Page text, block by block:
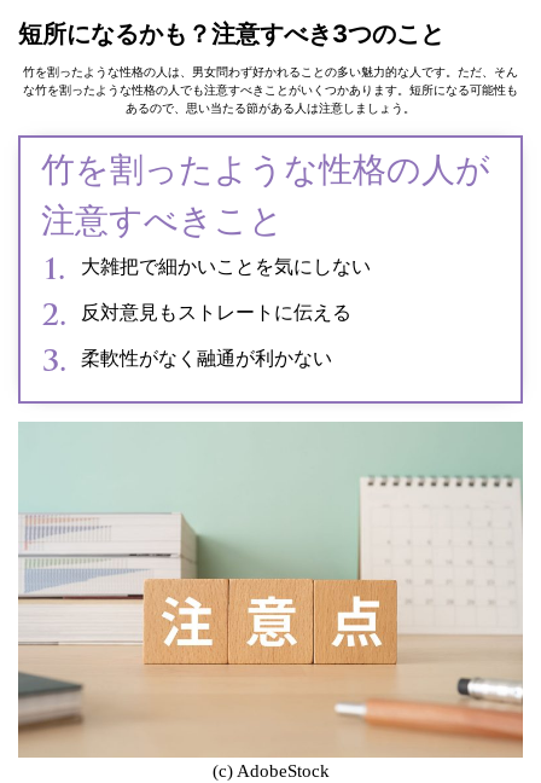
短所になるかも？注意すべき3つのこと
竹を割ったような性格の人は、男女問わず好かれることの多い魅力的な人です。ただ、そん
な竹を割ったような性格の人でも注意すべきことがいくつかあります。短所になる可能性も
あるので、思い当たる節がある人は注意しましょう。
竹を割ったような性格の人が
注意すべきこと
大雑把で細かいことを気にしない
反対意見もストレートに伝える
柔軟性がなく融通が利かない
(c) AdobeStock